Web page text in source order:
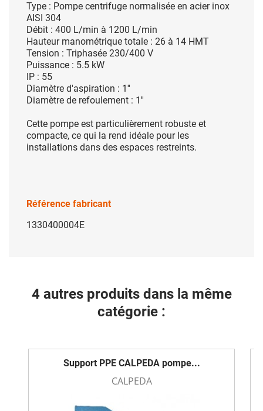
Type : Pompe centrifuge normalisée en acier inox
AISI 304
Débit : 400 L/min à 1200 L/min
Hauteur manométrique totale : 26 à 14 HMT
Tension : Triphasée 230/400 V
Puissance : 5.5 kW
IP : 55
Diamètre d'aspiration : 1''
Diamètre de refoulement : 1''
Cette pompe est particulièrement robuste et
compacte, ce qui la rend idéale pour les
installations dans des espaces restreints.
Référence fabricant
1330400004E
4 autres produits dans la même
catégorie :
Support PPE CALPEDA pompe...
CALPEDA